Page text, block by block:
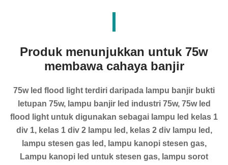
Produk menunjukkan untuk 75w
membawa cahaya banjir
75w led flood light terdiri daripada lampu banjir bukti
letupan 75w, lampu banjir led industri 75w, 75w led
flood light untuk digunakan sebagai lampu led kelas 1
div 1, kelas 1 div 2 lampu led, kelas 2 div lampu led,
lampu stesen gas led, lampu kanopi stesen gas,
Lampu kanopi led untuk stesen gas, lampu sorot